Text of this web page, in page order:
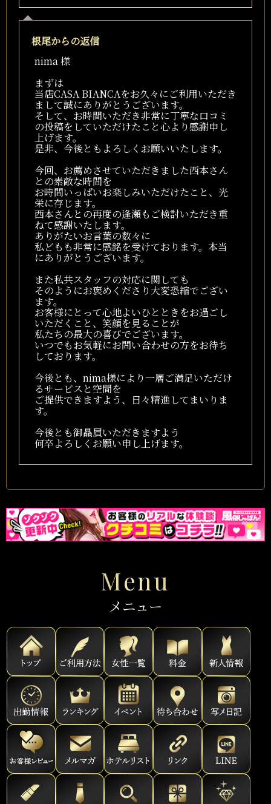
根尾からの返信
nima 様
まずは
当店CASA BIANCAをお久々にご利用いただき
まして誠にありがとうございます。
そして、お時間いただき非常に丁寧な口コミ
の投稿をしていただけたこと心より感謝申し
上げます。
是非、今後ともよろしくお願いいたします。
今回、お薦めさせていただきました西本さん
との素敵な時間を
お時間いっぱいお楽しみいただけたこと、光
栄に存じます。
西本さんとの再度の逢瀬もご検討いただき重
ねて感謝いたします。
ありがたいお言葉の数々に
私どもも非常に感銘を受けております。本当
にありがとうございます。
また私共スタッフの対応に関しても
そのようにお褒めくださり大変恐縮でござい
ます。
お客様にとって心地よいひとときをお過ごし
いただくこと、笑顔を見ることが
私たちの最大の喜びでございます。
いつでもお気軽にお問い合わせの方をお待ち
しております。
今後とも、nima様により一層ご満足いただけ
るサービスと空間を
ご提供できますよう、日々精進してまいりま
す。
今後とも御贔屓いただきますよう
何卒よろしくお願い申し上げます。
Menu
メニュー